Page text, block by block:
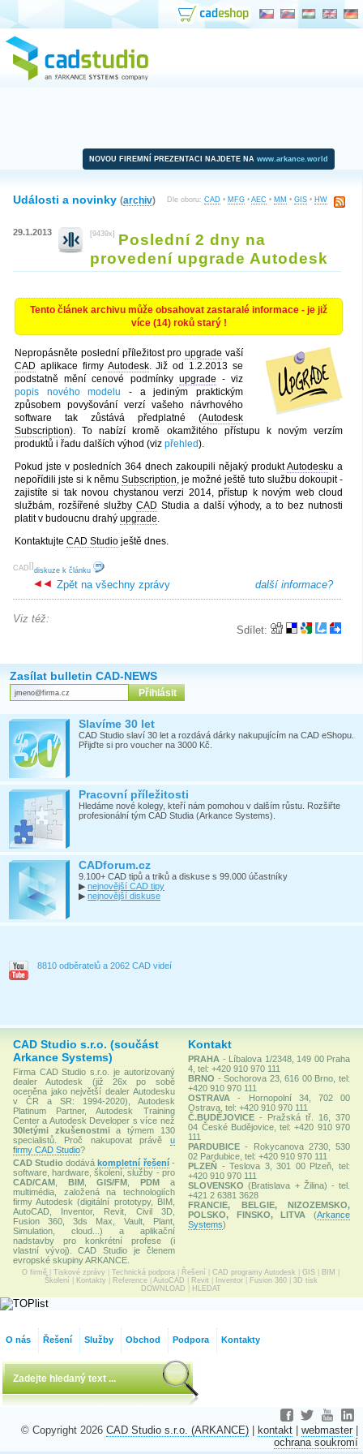
NOVOU FIREMNÍ PREZENTACI NAJDETE NA www.arkance.world
Dle oboru: CAD • MFG • AEC • MM • GIS • HW
Události a novinky (archiv)
29.1.2013 [9439x]
Poslední 2 dny na
provedení upgrade Autodesk
Tento článek archivu může obsahovat zastaralé informace - je již
více (14) roků starý !
Nepropásněte poslední příležitost proupgrade vaší
CAD aplikace firmy Autodesk. Již od 1.2.2013 se
podstatně mění cenové podmínky upgrade - viz
popis nového modelu - a jediným praktickým
způsobem povyšování verzí vašeho návrhového
software tak zůstává předplatné (Autodesk
Subscription). To nabízí kromě okamžitého přístupu k novým verzím
produktů i řadu dalších výhod (viz přehled).
Pokud jste v posledních 364 dnech zakoupili nějaký produktAutodesku a
nepořídili jste si k němu Subscription, je možné ještě tuto službu dokoupit -
zajistíte si tak novou chystanou verzi 2014, přístup k novým web cloud
službám, rozšířené služby CAD Studia a další výhody, a to bez nutnosti
platit v budoucnu drahý upgrade.
Kontaktujte CAD Studio ještě dnes.
[
CAD ]
diskuze k článku
další informace?
Zpět na všechny zprávy
Sdílet:
Viz též:
Zasílat bulletin CAD-NEWS
Slavíme 30 let
CAD Studio slaví 30 let a rozdává dárky nakupujícím na CAD eShopu.
Přijďte si pro voucher na 3000 Kč.
Pracovní příležitosti
Hledáme nové kolegy, kteří nám pomohou v dalším růstu. Rozšiřte
profesionální tým CAD Studia (Arkance Systems).
CADforum.cz
9.100+ CAD tipů a triků a diskuse s 99.000 účastníky
▶ nejnovější CAD tipy
▶ nejnovější diskuse
8810 odběratelů a 2062 CAD videí
CAD Studio s.r.o. (součást
Arkance Systems)
Firma CAD Studio s.r.o. je autorizovaný
dealer Autodesk (již 26x po sobě
oceněna jako největší dealer Autodesku
v ČR a SR: 1994-2020), Autodesk
Platinum Partner, Autodesk Training
Center a Autodesk Developer s více než
30letými zkušenostmia týmem 130
specialistů. Proč nakupovat právě u
firmy CAD Studio?
CAD Studio dodávákompletní řešení-
software, hardware, školení, služby - pro
CAD/CAM
BIM,GIS/FM ,PDM a
multimédia, založená na technologiích
firmy Autodesk (digitální prototypy, BIM,
AutoCAD, Inventor, Revit, Civil 3D,
Fusion 360, 3ds Max, Vault, Plant,
Simulation, cloud...) a aplikační
nadstavby pro konkrétní profese (i
vlastní vývoj). CAD Studio je členem
evropské skupiny ARKANCE.
Kontakt
PRAHA - Líbalova 1/2348, 149 00 Praha
4, tel: +420 910 970 111
BRNO - Sochorova 23, 616 00 Brno, tel:
+420 910 970 111
OSTRAVA
- Hornopolní 34, 702 00
Ostrava, tel: +420 910 970 111
Č.BUDĚJOVICE - Pražská tř. 16, 370
04 České Budějovice, tel: +420 910 970
111
PARDUBICE - Rokycanova 2730, 530
02 Pardubice, tel: +420 910 970 111
PLZEŇ - Teslova 3, 301 00 Plzeň, tel:
+420 910 970 111
SLOVENSKO (Bratislava + Žilina) - tel.
+421 2 6381 3628
FRANCIE, BELGIE, NIZOZEMSKO,
POLSKO, FINSKO, LITVA
(Arkance
Systems)
O firmě Tiskové zprávy Technická podpora Řešení CAD programy Autodesk GIS BIM
Školení
Kontakty Reference| AutoCAD Revit Inventor| Fusion 360| 3D tisk
DOWNLOAD
HLEDAT
O nás Řešení Služby Obchod Podpora Kontakty
© Copyright 2026 CAD Studio s.r.o. (ARKANCE) kontakt webmaster
ochrana soukromí